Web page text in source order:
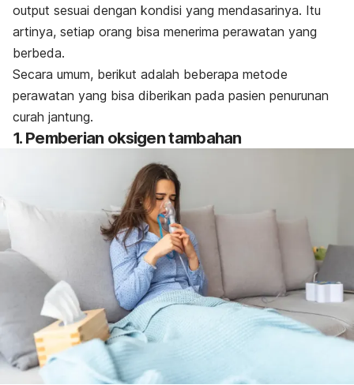
output sesuai dengan kondisi yang mendasarinya. Itu
artinya, setiap orang bisa menerima perawatan yang
berbeda.
Secara umum, berikut adalah beberapa metode
perawatan yang bisa diberikan pada pasien penurunan
curah jantung.
1. Pemberian oksigen tambahan